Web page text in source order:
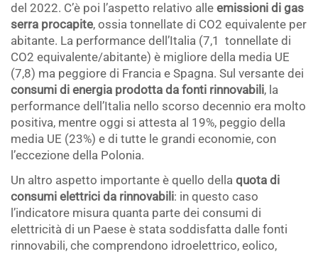
del 2022. C’è poi l’aspetto relativo alle emissioni di gas
serra procapite, ossia tonnellate di CO2 equivalente per
abitante. La performance dell’Italia (7,1 tonnellate di
CO2 equivalente/abitante) è migliore della media UE
(7,8) ma peggiore di Francia e Spagna. Sul versante dei
consumi di energia prodotta da fonti rinnovabili, la
performance dell’Italia nello scorso decennio era molto
positiva, mentre oggi si attesta al 19%, peggio della
media UE (23%) e di tutte le grandi economie, con
l’eccezione della Polonia.
Un altro aspetto importante è quello della quota di
consumi elettrici da rinnovabili: in questo caso
l’indicatore misura quanta parte dei consumi di
elettricità di un Paese è stata soddisfatta dalle fonti
rinnovabili, che comprendono idroelettrico, eolico,